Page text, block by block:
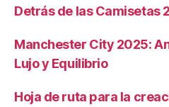
Detrás de las Camisetas
Manchester City 2025:
Lujo y Equilibrio
Hoja de ruta para la